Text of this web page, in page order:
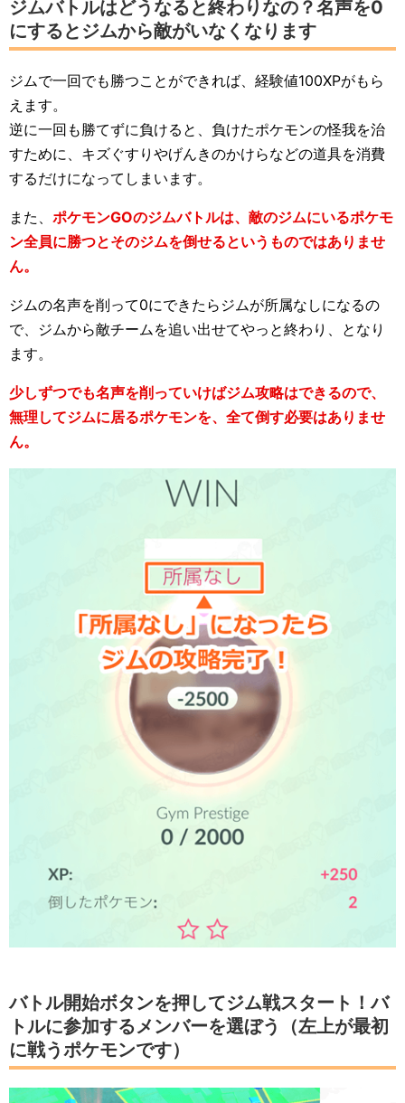
ジムバトルはどうなると終わりなの？名声を0
にするとジムから敵がいなくなります
ジムで一回でも勝つことができれば、経験値100XPがもら
えます。
逆に一回も勝てずに負けると、負けたポケモンの怪我を治
すために、キズぐすりやげんきのかけらなどの道具を消費
するだけになってしまいます。
また、 ポケモンGOのジムバトルは、敵のジムにいるポケモ
ン全員に勝つとそのジムを倒せるというものではありませ
ん。
ジムの名声を削って0にできたらジムが所属なしになるの
で、ジムから敵チームを追い出せてやっと終わり、となり
ます。
少しずつでも名声を削っていけばジム攻略はできるので、
無理してジムに居るポケモンを、全て倒す必要はありませ
ん。
バトル開始ボタンを押してジム戦スタート！バ
トルに参加するメンバーを選ぼう（左上が最初
に戦うポケモンです）